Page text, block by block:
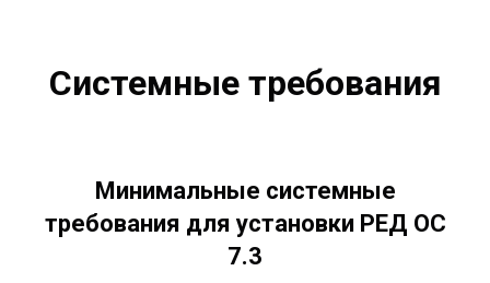
Системные требования
Минимальные системные
требования для установки РЕД ОС
7.3